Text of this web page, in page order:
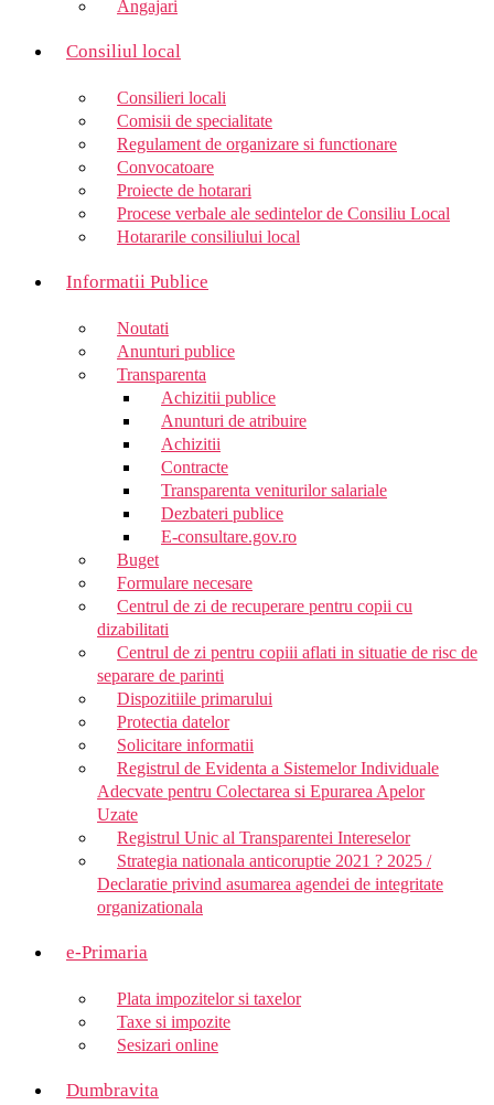
Angajari
Consiliul local
Consilieri locali
Comisii de specialitate
Regulament de organizare si functionare
Convocatoare
Proiecte de hotarari
Procese verbale ale sedintelor de Consiliu Local
Hotararile consiliului local
Informatii Publice
Noutati
Anunturi publice
Transparenta
Achizitii publice
Anunturi de atribuire
Achizitii
Contracte
Transparenta veniturilor salariale
Dezbateri publice
E-consultare.gov.ro
Buget
Formulare necesare
Centrul de zi de recuperare pentru copii cu
dizabilitati
Centrul de zi pentru copiii aflati in situatie de risc de
separare de parinti
Dispozitiile primarului
Protectia datelor
Solicitare informatii
Registrul de Evidenta a Sistemelor Individuale
Adecvate pentru Colectarea si Epurarea Apelor
Uzate
Registrul Unic al Transparentei Intereselor
Strategia nationala anticoruptie 2021 ? 2025 /
Declaratie privind asumarea agendei de integritate
organizationala
e-Primaria
Plata impozitelor si taxelor
Taxe si impozite
Sesizari online
Dumbravita